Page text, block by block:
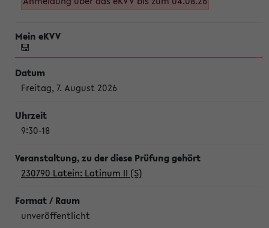
Freitag, 7. August 2026
9:30-18
230790 Latein: Latinum II (S)
unveröffentlicht